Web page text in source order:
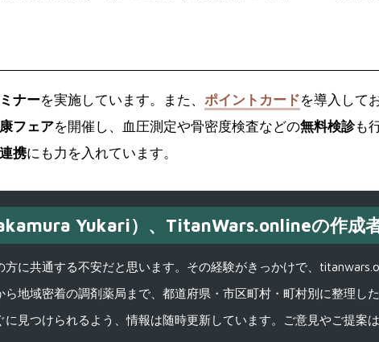
ナーを実施しています。また、 ポイントカードを導入して
フェアを開催し、血圧測定や骨密度検査などの無料検診も
携にも力を入れています。
Yukari）、TitanWars.onlineの作成
に共通する不安だと思います。その経験がきっかけで、
地域密着の調剤薬局まで、都道府県・市区町村・町村別に整理し
見つけられるよう、情報は随時更新しています。ご意見やご提案